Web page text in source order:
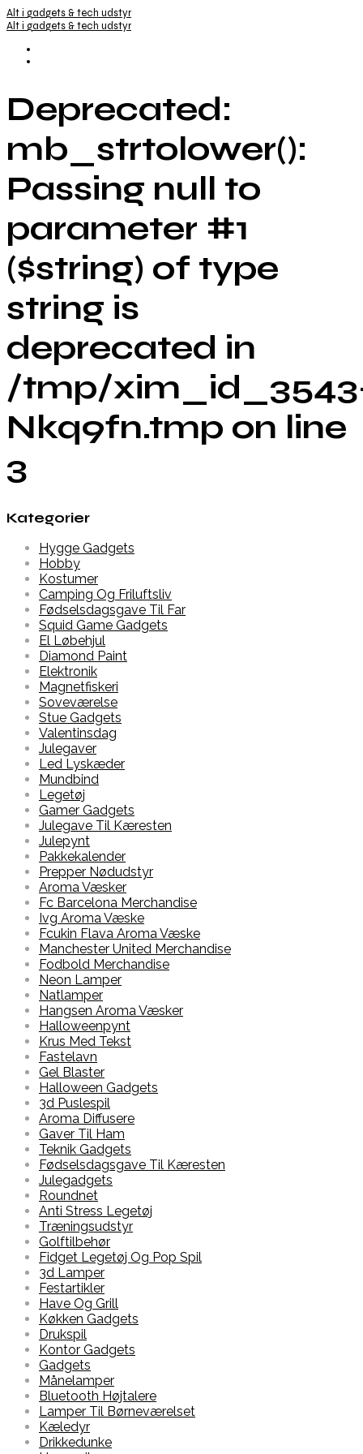
Alt i gadgets & tech udstyr
Alt i gadgets & tech udstyr
Deprecated:
mb_strtolower():
Passing null to
parameter #1
($string) of type
string is
deprecated in
/tmp/
Nkq9fn.tmp on line
3
Kategorier
Hygge Gadgets
Hobby
Kostumer
Camping Og Friluftsliv
Fødselsdagsgave Til Far
Squid Game Gadgets
El Løbehjul
Diamond Paint
Elektronik
Magnetfiskeri
Soveværelse
Stue Gadgets
Valentinsdag
Julegaver
Led Lyskæder
Mundbind
Legetøj
Gamer Gadgets
Julegave Til Kæresten
Julepynt
Pakkekalender
Prepper Nødudstyr
Aroma Væsker
Fc Barcelona Merchandise
Ivg Aroma Væske
Fcukin Flava Aroma Væske
Manchester United Merchandise
Fodbold Merchandise
Neon Lamper
Natlamper
Hangsen Aroma Væsker
Halloweenpynt
Krus Med Tekst
Fastelavn
Gel Blaster
Halloween Gadgets
3d Puslespil
Aroma Diffusere
Gaver Til Ham
Teknik Gadgets
Fødselsdagsgave Til Kæresten
Julegadgets
Roundnet
Anti Stress Legetøj
Træningsudstyr
Golftilbehør
Fidget Legetøj Og Pop Spil
3d Lamper
Festartikler
Have Og Grill
Køkken Gadgets
Drukspil
Kontor Gadgets
Gadgets
Månelamper
Bluetooth Højtalere
Lamper Til Børneværelset
Kæledyr
Drikkedunke